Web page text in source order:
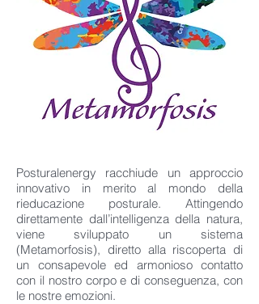
Posturalenergy racchiude un approccio
innovativo in merito al mondo della
rieducazione posturale. Attingendo
direttamente dall’intelligenza della natura,
viene sviluppato un sistema
(Metamorfosis), diretto alla riscoperta di
un consapevole ed armonioso contatto
con il nostro corpo e di conseguenza, con
le nostre emozioni.